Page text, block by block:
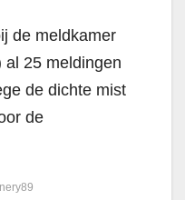
de meldkamer
al 25 meldingen
de dichte mist
de